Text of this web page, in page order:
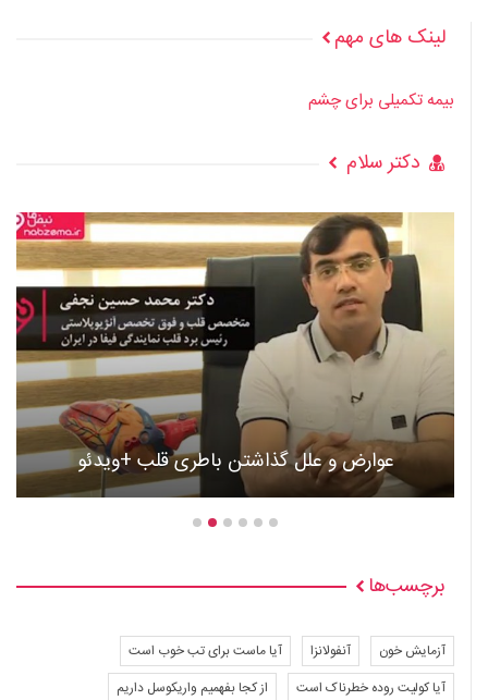
لینک های مهم
بیمه تکمیلی برای چشم
دکتر سلام
عوارض و علل گذاشتن باطری قلب +ویدئو
برچسب‌ها
آزمایش خون آنفولانزا
آیا ماست برای تب خوب است
آیا کولیت روده خطرناک است
از کجا بفهمیم واریکوسل داریم